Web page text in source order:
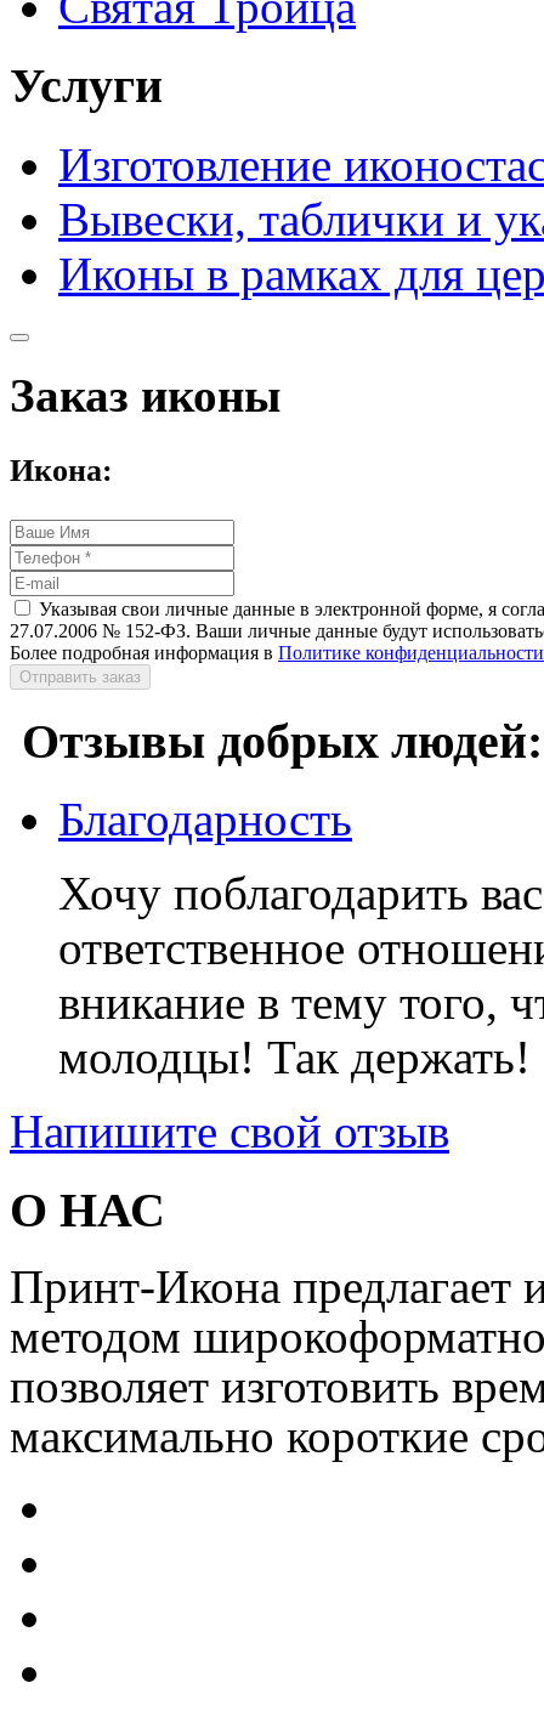
Услуги
Изготовление
Вывески, таблички и
Иконы в рамках для
Заказ иконы
Икона:
Указывая свои личные данные в электронной форме, я
27.07.2006 № 152-ФЗ. Ваши личные данные будут
Более подробная информация в Политике конфиденциальности
Отправить заказ
Отзывы добрых людей:
Благодарность
Хочу поблагодарить
ответственное
вникание в тему того,
молодцы! Так держать!
Напишите свой отзыв
О НАС
Принт-Икона предлагает
методом
позволяет изготовить
максимально короткие